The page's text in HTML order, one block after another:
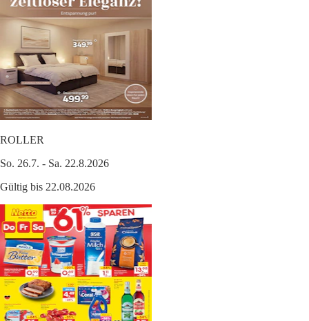
ROLLER
So. 26.7. - Sa. 22.8.2026
Gültig bis 22.08.2026